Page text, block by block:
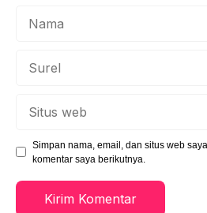
Simpan nama, email, dan situs web
komentar saya berikutnya.